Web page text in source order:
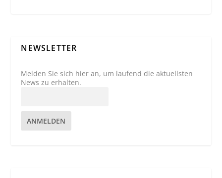
NEWSLETTER
Melden Sie sich hier an, um laufend die aktuellsten
News zu erhalten.
ANMELDEN